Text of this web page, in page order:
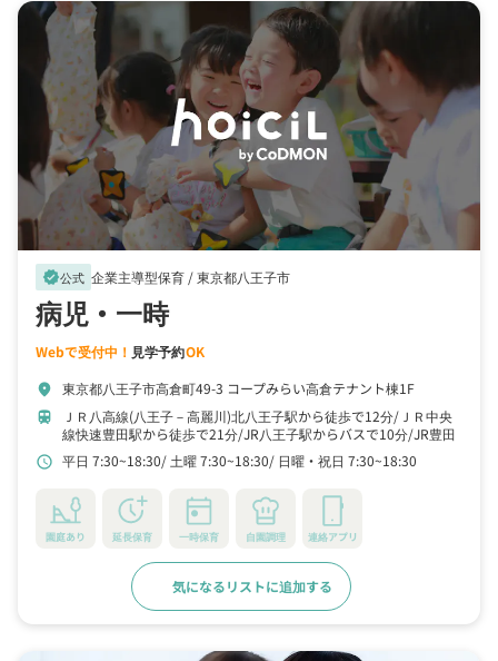
verified公式 企業主導型保育 /東京都八王子市
病児・一時
Webで受付中！ 見学予約OK
location_on 東京都八王子市高倉町49-3 コープみらい高倉テナント棟1F
train ＪＲ八高線(八王子－高麗川)北八王子駅から徒歩で12分
ＪＲ中央
線快速豊田駅から徒歩で21分 JR八王子駅からバスで10分 JR豊田
駅からバスで5分
schedule 平日 7:30~18:30 土曜 7:30~18:30 日曜・祝日 7:30~18:30
園庭あり 延長保育 一時保育 自園調理 連絡アプリ
気になるリストに追加する